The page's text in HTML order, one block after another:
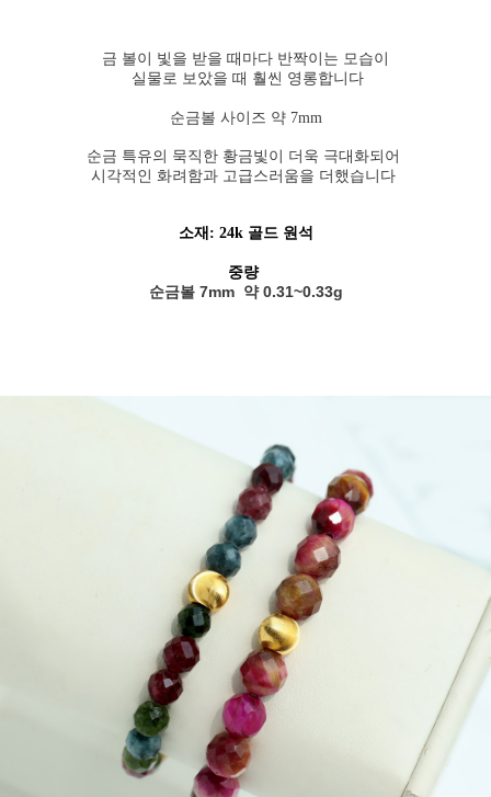
금 볼이 빛을 받을 때마다 반짝이는 모습이
실물로 보았을 때 훨씬 영롱합니다
순금볼 사이즈 약 7mm
순금 특유의 묵직한 황금빛이 더욱 극대화되어
시각적인 화려함과 고급스러움을 더했습니다
소재: 24k 골드 원석
중량
순금볼 7mm 약 0.31~0.33g